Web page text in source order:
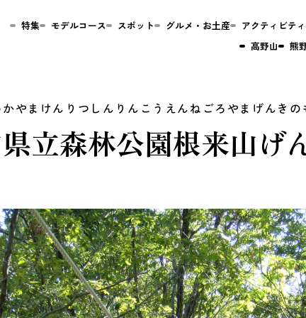
立森林公園根来山げ
特集 モデルコース スポット グルメ・お土産 アクティビティ
高野山
熊